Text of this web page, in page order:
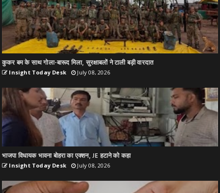
कुकर बम के साथ गोला-बारूद मिला, सुरक्षाबलों ने टाली बड़ी वारदात
Insight Today Desk July 08, 2026
भाजपा विधायक भावना बोहरा का एक्शन, JE हटाने को कहा
Insight Today Desk July 08, 2026